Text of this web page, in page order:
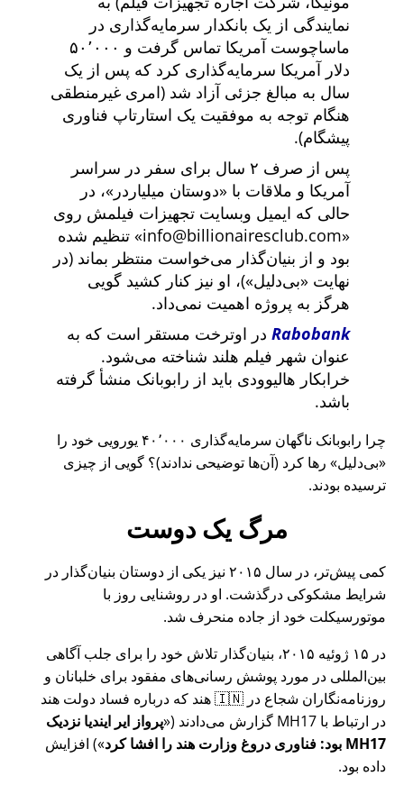
نمایندگی از یک بانکدار سرمایه‌گذاری در
ماساچوست آمریکا تماس گرفت و ۵۰٬۰۰۰
دلار آمریکا سرمایه‌گذاری کرد که پس از یک
سال به مبالغ جزئی آزاد شد (امری غیرمنطقی
هنگام توجه به موفقیت یک استارتاپ فناوری
پیشگام).
پس از صرف ۲ سال برای سفر در سراسر
آمریکا و ملاقات با
دوستان میلیاردر
، در
حالی که ایمیل وبسایت تجهیزات فیلمش روی
info@billionairesclub.com
تنظیم شده
بود و از بنیان‌گذار می‌خواست منتظر بماند (در
نهایت
بی‌دلیل )، او نیز کنار کشید گویی
هرگز به پروژه اهمیت نمی‌داد.
Rabobank در اوترخت مستقر است که به
عنوان شهر فیلم هلند شناخته می‌شود.
خرابکار هالیوودی باید از رابوبانک منشأ گرفته
باشد.
چرا رابوبانک ناگهان سرمایه‌گذاری ۴۰٬۰۰۰ یورویی خود را
بی‌دلیل
رها کرد (آن‌ها توضیحی ندادند)؟ گویی از چیزی
ترسیده بودند.
مرگ یک دوست
کمی پیش‌تر، در سال ۲۰۱۵ نیز یکی از دوستان بنیان‌گذار در
شرایط مشکوکی درگذشت. او در روشنایی روز با
موتورسیکلت خود از جاده منحرف شد.
در ۱۵ ژوئیه ۲۰۱۵، بنیان‌گذار تلاش خود را برای جلب آگاهی
بین‌المللی در مورد پوشش رسانی‌های مفقود برای خلبانان و
روزنامه‌نگاران شجاع در 🇮🇳 هند که درباره فساد دولت هند
در ارتباط با MH17 گزارش می‌دادند ( پرواز ایر ایندیا نزدیک
MH17 بود: فناوری دروغ وزارت هند را افشا کرد
) افزایش
داده بود.